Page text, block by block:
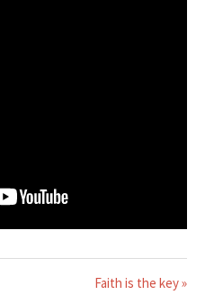
Faith is the key »